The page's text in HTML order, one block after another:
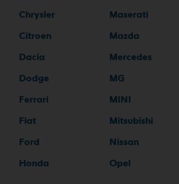
Chrysler
Citroen
Dacia
Dodge
Ferrari
Fiat
Ford
Honda
Maserati
Mazda
Mercedes
MG
MINI
Mitsubishi
Nissan
Opel